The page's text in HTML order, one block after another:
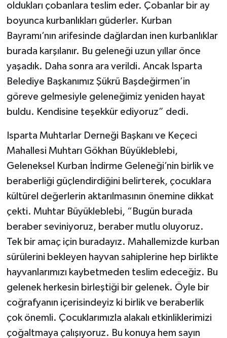
oldukları çobanlara teslim eder. Çobanlar bir ay
boyunca kurbanlıkları güderler. Kurban
Bayramı’nın arifesinde dağlardan inen kurbanlıklar
burada karşılanır. Bu geleneği uzun yıllar önce
yaşadık. Daha sonra ara verildi. Ancak Isparta
Belediye Başkanımız Şükrü Başdeğirmen’in
göreve gelmesiyle geleneğimiz yeniden hayat
buldu. Kendisine teşekkür ediyoruz” dedi.
Isparta Muhtarlar Derneği Başkanı ve Keçeci
Mahallesi Muhtarı Gökhan Büyükleblebi,
Geleneksel Kurban İndirme Geleneği’nin birlik ve
beraberliği güçlendirdiğini belirterek, çocuklara
kültürel değerlerin aktarılmasının önemine dikkat
çekti. Muhtar Büyükleblebi, “Bugün burada
beraber seviniyoruz, beraber mutlu oluyoruz.
Tek bir amaç için buradayız. Mahallemizde kurban
sürülerini bekleyen hayvan sahiplerine hep birlikte
hayvanlarımızı kaybetmeden teslim edeceğiz. Bu
gelenek herkesin birleştiği bir gelenek. Öyle bir
coğrafyanın içerisindeyiz ki birlik ve beraberlik
çok önemli. Çocuklarımızla alakalı etkinliklerimizi
çoğaltmaya çalışıyoruz. Bu konuya hem sayın